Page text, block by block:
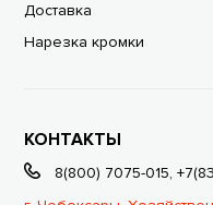
Доставка
Нарезка кромки
КОНТАКТЫ
8(800) 7075-015,